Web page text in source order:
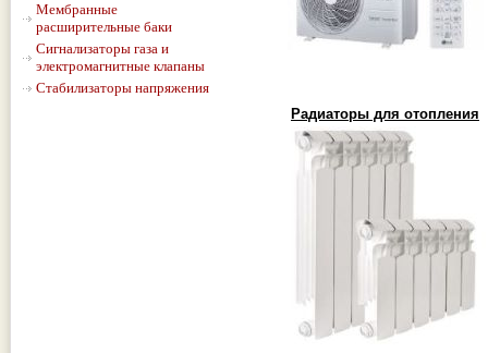
Мембранные
расширительные баки
Сигнализаторы газа и
электромагнитные клапаны
Стабилизаторы напряжения
Радиаторы для отопления